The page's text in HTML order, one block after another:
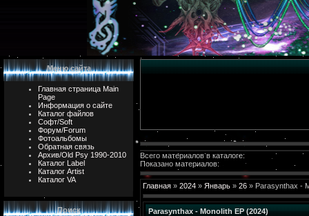
Меню сайта
Главная страница Main
Page
Информация о сайте
Каталог файлов
Софт/Soft
Форум/Forum
Фотоальбомы
Обратная связь
Архив/Old Psy 1990-2010
Каталог Label
Каталог Artist
Каталог VA
Поиск
Всего материалов в каталоге:
Показано материалов:
Главная » 2024 » Январь » 26 » Parasynthax -
Parasynthax - Monolith EP (2024)